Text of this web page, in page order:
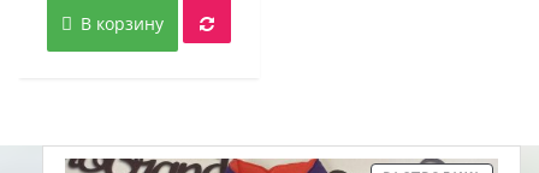
составляла
9,00 руб..
В корзину